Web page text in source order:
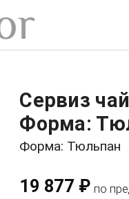
Сервиз
Форма:
Форма: Тюльпан
19 877 ₽ по